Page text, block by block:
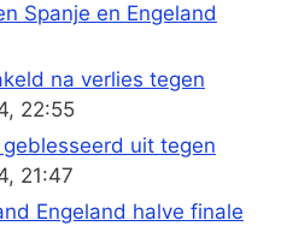
Spanje en Engeland
na verlies tegen
22:55
uit tegen
21:47
Engeland halve finale